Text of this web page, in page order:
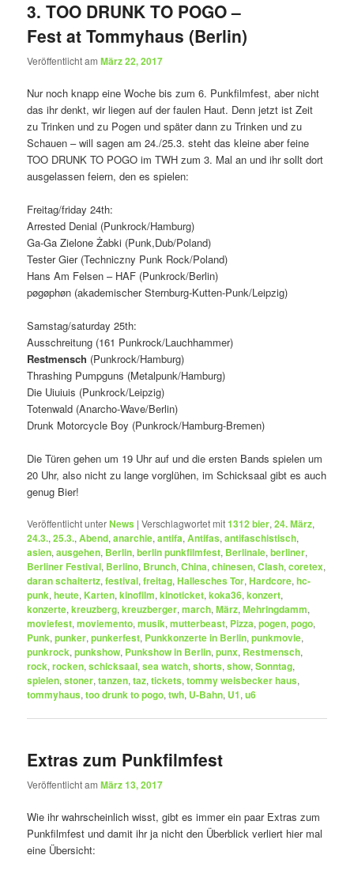
3. TOO DRUNK TO POGO –
Fest at Tommyhaus (Berlin)
Veröffentlicht amMärz 22, 2017
Nur noch knapp eine Woche bis zum 6. Punkfilmfest, aber nicht
das ihr denkt, wir liegen auf der faulen Haut. Denn jetzt ist Zeit
zu Trinken und zu Pogen und später dann zu Trinken und zu
Schauen – will sagen am 24./25.3. steht das kleine aber feine
TOO DRUNK TO POGO im TWH zum 3. Mal an und ihr sollt dort
ausgelassen feiern, den es spielen:
Freitag/friday 24th:
Arrested Denial (Punkrock/Hamburg)
Ga-Ga Zielone Żabki (Punk,Dub/Poland)
Tester Gier (Techniczny Punk Rock/Poland)
Hans Am Felsen – HAF (Punkrock/Berlin)
pøgøphøn (akademischer Sternburg-Kutten-Punk/Leipzig)
Samstag/saturday 25th:
Ausschreitung (161 Punkrock/Lauchhammer)
Restmensch (Punkrock/Hamburg)
Thrashing Pumpguns (Metalpunk/Hamburg)
Die Uiuiuis (Punkrock/Leipzig)
Totenwald (Anarcho-Wave/Berlin)
Drunk Motorcycle Boy (Punkrock/Hamburg-Bremen)
Die Türen gehen um 19 Uhr auf und die ersten Bands spielen um
20 Uhr, also nicht zu lange vorglühen, im Schicksaal gibt es auch
genug Bier!
Veröffentlicht unterNews |Verschlagwortet mit1312 bier,24. März,
24.3.,25.3.,Abend,anarchie,antifa,Antifas,antifaschistisch,
asien,ausgehen, Berlin,berlin punkfilmfest, Berlinale,berliner,
Berliner Festival, Berlino, Brunch,China,chinesen,Clash,coretex,
daran schaitertz,festival,freitag,Hallesches Tor,Hardcore,hc-
punk,heute, Karten,kinofilm,kinoticket,koka36,konzert,
konzerte,kreuzberg,kreuzberger,march,März,Mehringdamm,
moviefest,moviemento,musik,mutterbeast, Pizza,pogen,pogo,
Punk,punker,punkerfest, Punkkonzerte in Berlin,punkmovie,
punkrock,punkshow, Punkshow in Berlin,punx, Restmensch,
rock,rocken,schicksaal,sea watch,shorts,show,Sonntag,
spielen,stoner,tanzen,taz,tickets,tommy weisbecker haus,
tommyhaus,too drunk to pogo,twh, U-Bahn, U1,u6
Extras zum Punkfilmfest
Veröffentlicht amMärz 13, 2017
Wie ihr wahrscheinlich wisst, gibt es immer ein paar Extras zum
Punkfilmfest und damit ihr ja nicht den Überblick verliert hier mal
eine Übersicht: